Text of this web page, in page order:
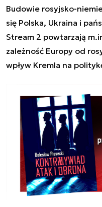
Budowie rosyjsko-
się Polska, Ukraina i
Stream 2 powtarzają
zależność Europy od
wpływ Kremla na